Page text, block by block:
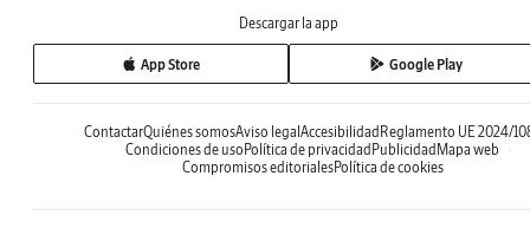
Descargar la app
App Store Google Play
ContactarQuiénes somosAviso legal Accesibilidad Reglamento UE 2024/
Condiciones de uso Política de privacidad Publicidad Mapa web
Compromisos editorialesPolítica de cookies